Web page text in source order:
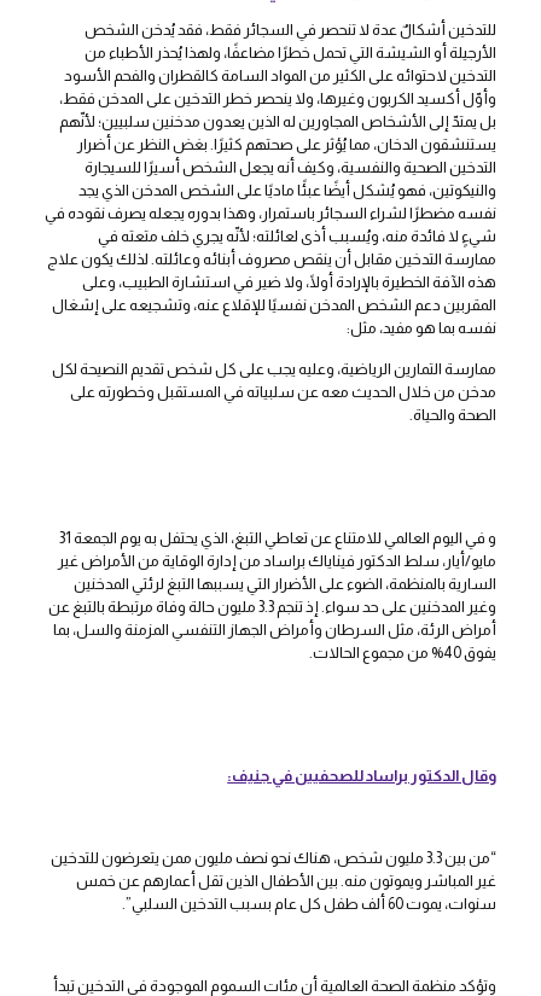
للتدخين أشكالٌ عدة لا تنحصر في السجائر فقط، فقد يُدخن الشخص
الأرجيلة أو الشيشة التي تحمل خطرًا مضاعفًا، ولهذا يُحذر الأطباء من
التدخين لاحتوائه على الكثير من المواد السامة كالقطران والفحم الأسود
وأوّل أكسيد الكربون وغيرها، ولا ينحصر خطر التدخين على المدخن فقط،
بل يمتدّ إلى الأشخاص المجاورين له الذين يعدون مدخنين سلبيين؛ لأنّهم
يستنشقون الدخان، مما يُؤثر على صحتهم كثيرًا. بغض النظر عن أضرار
التدخين الصحية والنفسية، وكيف أنه يجعل الشخص أسيرًا للسيجارة
والنيكوتين، فهو يُشكل أيضًا عبئًا ماديًا على الشخص المدخن الذي يجد
نفسه مضطرًا لشراء السجائر باستمرار، وهذا بدوره يجعله يصرف نقوده في
شيءٍ لا فائدة منه، ويُسبب أذى لعائلته؛ لأنّه يجري خلف متعته في
ممارسة التدخين مقابل أن ينقص مصروف أبنائه وعائلته. لذلك يكون علاج
هذه الآفة الخطيرة بالإرادة أولًا، ولا ضير في استشارة الطبيب، وعلى
المقربين دعم الشخص المدخن نفسيًا للإقلاع عنه، وتشجيعه على إشغال
نفسه بما هو مفيد، مثل:
ممارسة التمارين الرياضية، وعليه يجب على كل شخص تقديم النصيحة لكل
مدخن من خلال الحديث معه عن سلبياته في المستقبل وخطورته على
الصحة والحياة.
و في اليوم العالمي للامتناع عن تعاطي التبغ، الذي يحتفل به يوم الجمعة 31
مايو/أيار، سلط الدكتور فيناياك براساد من إدارة الوقاية من الأمراض غير
السارية بالمنظمة، الضوء على الأضرار التي يسببها التبغ لرئتي المدخنين
وغير المدخنين على حد سواء. إذ تنجم 3.3 مليون حالة وفاة مرتبطة بالتبغ عن
أمراض الرئة، مثل السرطان وأمراض الجهاز التنفسي المزمنة والسل، بما
يفوق 40% من مجموع الحالات.
وقال الدكتور براساد للصحفيين في جنيف:
“من بين 3.3 مليون شخص، هناك نحو نصف مليون ممن يتعرضون للتدخين
غير المباشر ويموتون منه. بين الأطفال الذين تقل أعمارهم عن خمس
سنوات، يموت 60 ألف طفل كل عام بسبب التدخين السلبي”.
وتؤكد منظمة الصحة العالمية أن مئات السموم الموجودة في التدخين تبدأ